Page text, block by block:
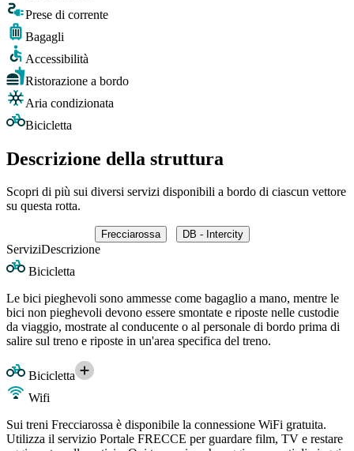
Prese di corrente
Bagagli
Accessibilità
Ristorazione a bordo
Aria condizionata
Bicicletta
Descrizione della struttura
Scopri di più sui diversi servizi disponibili a bordo di ciascun vettore
su questa rotta.
Frecciarossa DB - Intercity
ServiziDescrizione
Bicicletta
Le bici pieghevoli sono ammesse come bagaglio a mano, mentre le
bici non pieghevoli devono essere smontate e riposte nelle custodie
da viaggio, mostrate al conducente o al personale di bordo prima di
salire sul treno e riposte in un'area specifica del treno.
Bicicletta
Wifi
Sui treni Frecciarossa è disponibile la connessione WiFi gratuita.
Utilizza il servizio Portale FRECCE per guardare film, TV e restare